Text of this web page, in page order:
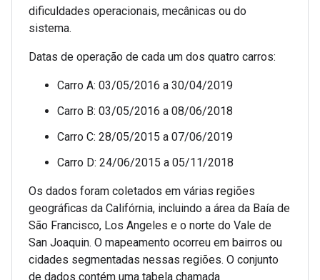
dificuldades operacionais, mecânicas ou do
sistema.
Datas de operação de cada um dos quatro carros:
Carro A: 03/05/2016 a 30/04/2019
Carro B: 03/05/2016 a 08/06/2018
Carro C: 28/05/2015 a 07/06/2019
Carro D: 24/06/2015 a 05/11/2018
Os dados foram coletados em várias regiões
geográficas da Califórnia, incluindo a área da Baía de
São Francisco, Los Angeles e o norte do Vale de
San Joaquin. O mapeamento ocorreu em bairros ou
cidades segmentadas nessas regiões. O conjunto
de dados contém uma tabela chamada